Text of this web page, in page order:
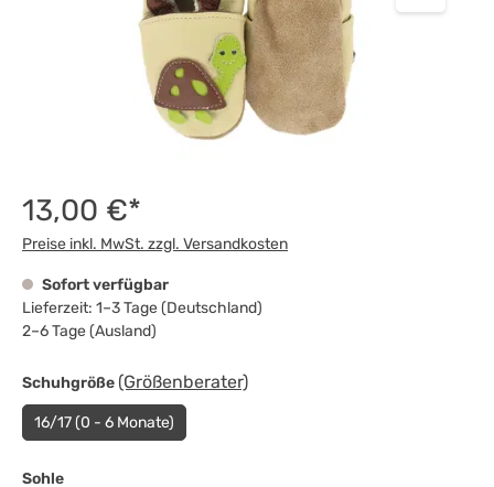
13,00 €*
Preise inkl. MwSt. zzgl. Versandkosten
Sofort verfügbar
Lieferzeit: 1–3 Tage (Deutschland)
2–6 Tage (Ausland)
Schuhgrößeauswählen
(Größenberater)
16/17 (0 - 6 Monate)
Sohleauswählen